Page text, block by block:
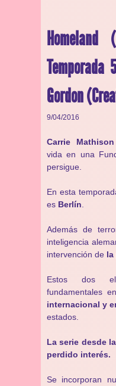
Temporada
Gordon
9/04/2016
Carrie Mathison
vida en una
persigue.
En esta
es Berlín
Además de
inteligencia
intervención de la
Estos dos
fundamentales
internacional y
estados.
La serie desde
perdido interés.
Se incorporan